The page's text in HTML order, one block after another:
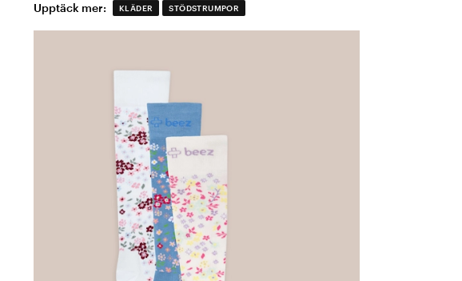
Upptäck mer: KLÄDER STÖDSTRUMPOR